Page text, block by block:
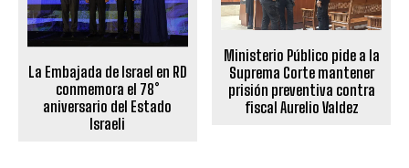
La Embajada de Israel en RD
conmemora el 78°
aniversario del Estado
Israeli
Ministerio Público pide a la
Suprema Corte mantener
prisión preventiva contra
fiscal Aurelio Valdez